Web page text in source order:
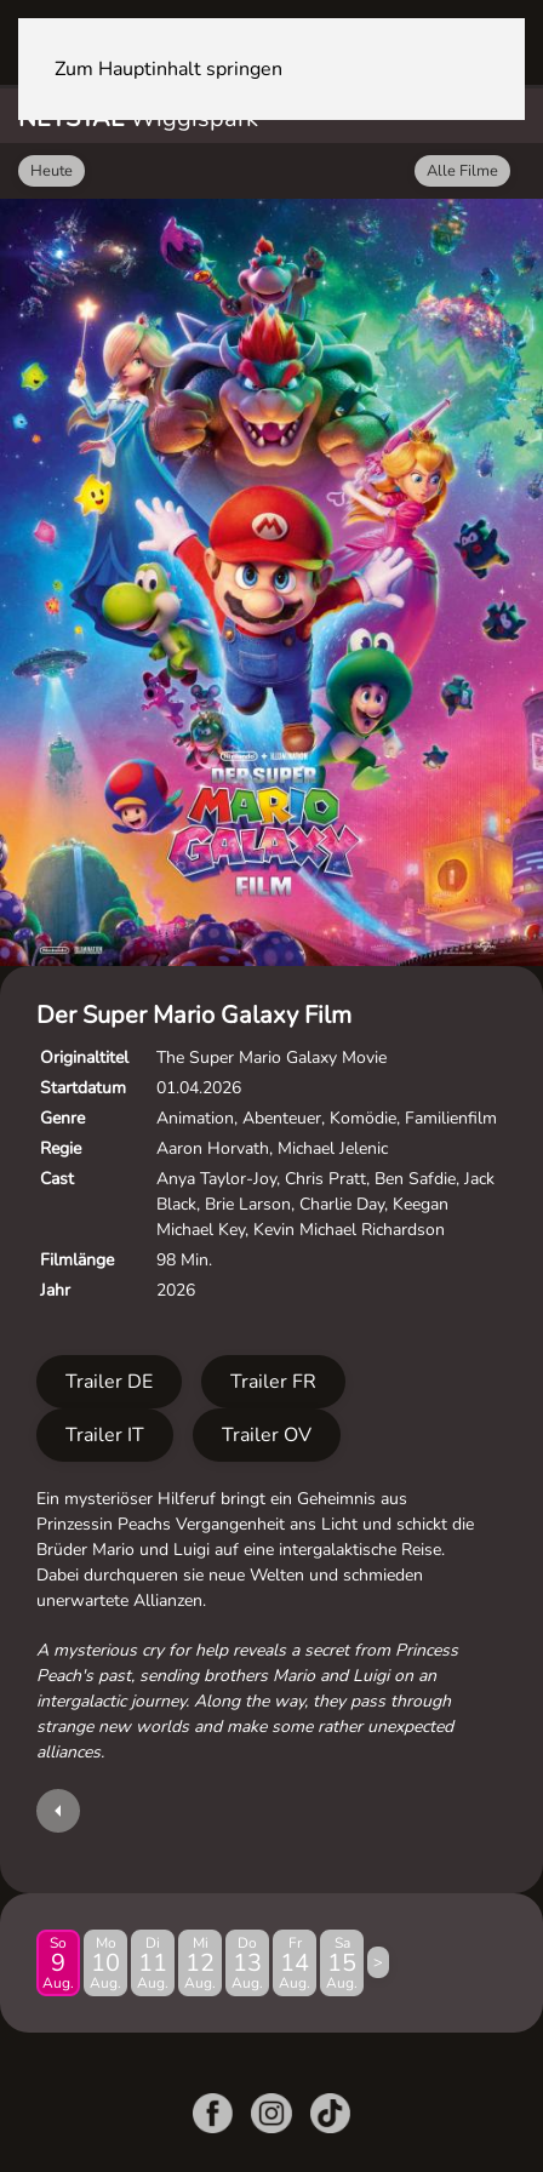
Zum Hauptinhalt springen
NETSTALWiggispark
Heute Alle Filme
Der Super Mario Galaxy Film
Originaltitel
The Super Mario Galaxy Movie
Startdatum
01.04.2026
Genre
Animation, Abenteuer, Komödie, Familienfilm
Regie
Aaron Horvath, Michael Jelenic
Cast
Anya Taylor-Joy, Chris Pratt, Ben Safdie, Jack
Black, Brie Larson, Charlie Day, Keegan
Michael Key, Kevin Michael Richardson
Filmlänge
98 Min.
Jahr
2026
Trailer DE
Trailer FR
Trailer IT
Trailer OV
Ein mysteriöser Hilferuf bringt ein Geheimnis aus
Prinzessin Peachs Vergangenheit ans Licht und schickt die
Brüder Mario und Luigi auf eine intergalaktische Reise.
Dabei durchqueren sie neue Welten und schmieden
unerwartete Allianzen.
A mysterious cry for help reveals a secret from Princess
Peach's past, sending brothers Mario and Luigi on an
intergalactic journey. Along the way, they pass through
strange new worlds and make some rather unexpected
alliances.
So
9
Aug.
Mo
10
Aug.
Di
11
Aug.
Mi
12
Aug.
Do
13
Aug.
Fr
14
Aug.
Sa
15
Aug.
>